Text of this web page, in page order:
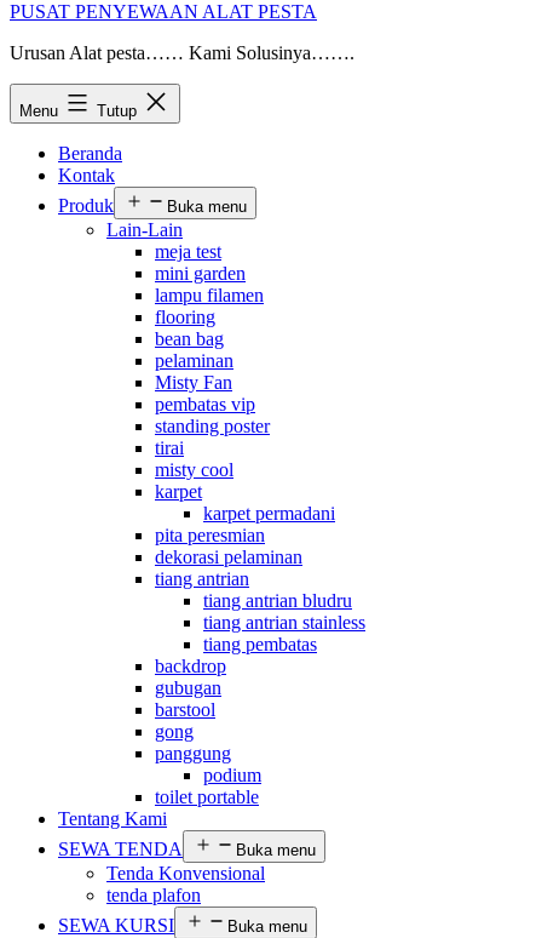
PUSAT PENYEWAAN ALAT PESTA
Urusan Alat pesta…… Kami Solusinya…….
Menu Tutup
Beranda
Kontak
Produk
Buka menu
Lain-Lain
meja test
mini garden
lampu filamen
flooring
bean bag
pelaminan
Misty Fan
pembatas vip
standing poster
tirai
misty cool
karpet
karpet permadani
pita peresmian
dekorasi pelaminan
tiang antrian
tiang antrian bludru
tiang antrian stainless
tiang pembatas
backdrop
gubugan
barstool
gong
panggung
podium
toilet portable
Tentang Kami
SEWA TENDA
Buka menu
Tenda Konvensional
tenda plafon
SEWA KURSI
Buka menu